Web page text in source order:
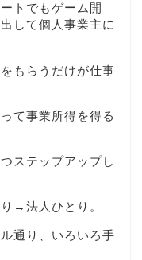
トでもゲーム開
して個人事業主に
もらうだけが仕事
て事業所得を得る
ステップアップし
→法人ひとり。
通り、いろいろ手